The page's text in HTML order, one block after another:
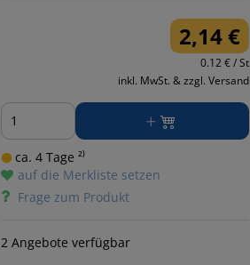
2,14 €
0.12 € / St
inkl. MwSt. & zzgl. Versand
Menge
ca. 4 Tage ²⁾
auf die Merkliste setzen
Frage zum Produkt
2 Angebote verfügbar